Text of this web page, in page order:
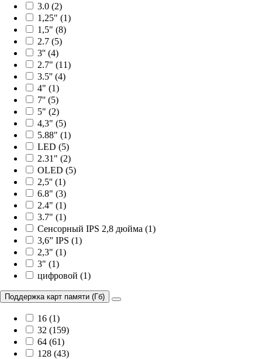
3.0 (2)
1,25" (1)
1,5" (8)
2.7 (5)
3'' (4)
2.7" (11)
3.5'' (4)
4" (1)
7'' (5)
5" (2)
4,3" (5)
5.88" (1)
LED (5)
2.31" (2)
OLED (5)
2,5'' (1)
6.8" (3)
2.4" (1)
3.7" (1)
Сенсорный IPS 2,8 дюйма (1)
3,6” IPS (1)
2,3" (1)
3" (1)
цифровой (1)
Поддержка карт памяти (Гб)
16 (1)
32 (159)
64 (61)
128 (43)